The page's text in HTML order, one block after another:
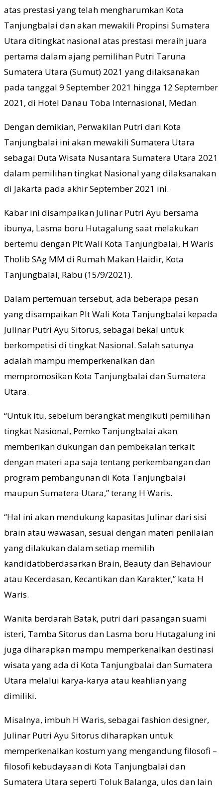
atas prestasi yang telah mengharumkan Kota
Tanjungbalai dan akan mewakili Propinsi Sumatera
Utara ditingkat nasional atas prestasi meraih juara
pertama dalam ajang pemilihan Putri Taruna
Sumatera Utara (Sumut) 2021 yang dilaksanakan
pada tanggal 9 September 2021 hingga 12 September
2021, di Hotel Danau Toba Internasional, Medan
Dengan demikian, Perwakilan Putri dari Kota
Tanjungbalai ini akan mewakili Sumatera Utara
sebagai Duta Wisata Nusantara Sumatera Utara 2021
dalam pemilihan tingkat Nasional yang dilaksanakan
di Jakarta pada akhir September 2021 ini.
Kabar ini disampaikan Julinar Putri Ayu bersama
ibunya, Lasma boru Hutagalung saat melakukan
bertemu dengan Plt Wali Kota Tanjungbalai, H Waris
Tholib SAg MM di Rumah Makan Haidir, Kota
Tanjungbalai, Rabu (15/9/2021).
Dalam pertemuan tersebut, ada beberapa pesan
yang disampaikan Plt Wali Kota Tanjungbalai kepada
Julinar Putri Ayu Sitorus, sebagai bekal untuk
berkompetisi di tingkat Nasional. Salah satunya
adalah mampu memperkenalkan dan
mempromosikan Kota Tanjungbalai dan Sumatera
Utara.
“Untuk itu, sebelum berangkat mengikuti pemilihan
tingkat Nasional, Pemko Tanjungbalai akan
memberikan dukungan dan pembekalan terkait
dengan materi apa saja tentang perkembangan dan
program pembangunan di Kota Tanjungbalai
maupun Sumatera Utara,” terang H Waris.
“Hal ini akan mendukung kapasitas Julinar dari sisi
brain atau wawasan, sesuai dengan materi penilaian
yang dilakukan dalam setiap memilih
kandidatbberdasarkan Brain, Beauty dan Behaviour
atau Kecerdasan, Kecantikan dan Karakter,” kata H
Waris.
Wanita berdarah Batak, putri dari pasangan suami
isteri, Tamba Sitorus dan Lasma boru Hutagalung ini
juga diharapkan mampu memperkenalkan destinasi
wisata yang ada di Kota Tanjungbalai dan Sumatera
Utara melalui karya-karya atau keahlian yang
dimiliki.
Misalnya, imbuh H Waris, sebagai fashion designer,
Julinar Putri Ayu Sitorus diharapkan untuk
memperkenalkan kostum yang mengandung filosofi –
filosofi kebudayaan di Kota Tanjungbalai dan
Sumatera Utara seperti Toluk Balanga, ulos dan lain